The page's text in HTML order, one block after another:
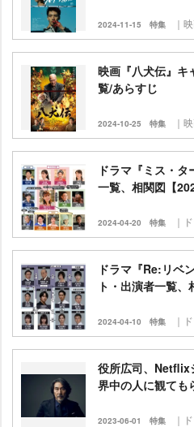
2024-11-15 特集 ｜
映画『八犬伝』キ
覧/あらすじ
2024-10-25 特集 ｜
ドラマ『ミス・
一覧、相関図【
2024-04-20 特集 ｜
ドラマ『Re:リベ
ト・出演者一覧、
2024-04-10 特集 ｜
役所広司、Netflix
界中の人に観ても
2023-06-01 特集 ｜